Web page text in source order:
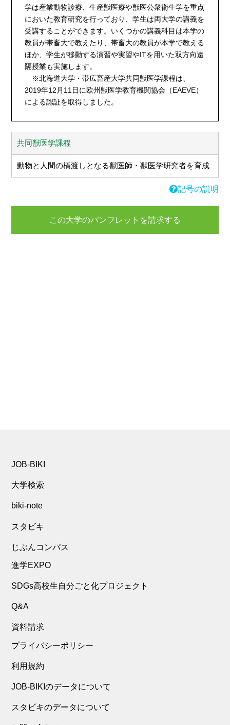
学は産業動物診療、生産獣医療や獣医公衆衛生学を重点
においた教育研究を行っており、学生は両大学の講義を
受講することができます。いくつかの講義科目は本学の
教員が帯畜大で教えたり、帯畜大の教員が本学で教える
ほか、学生が移動する演習や実習やITを用いた双方向遠
隔授業も実施します。
※北海道大学・帯広畜産大学共同獣医学課程は、
2019年12月11日に欧州獣医学教育機関協会（EAEVE）
による認証を取得しました。
共同獣医学課程
動物と人間の橋渡しとなる獣医師・獣医学研究者を育成
記号の説明
この大学のパンフレットを請求する
JOB-BIKI
大学検索
biki-note
スタビキ
じぶんコンパス
進学EXPO
SDGs高校生自分ごと化プロジェクト
Q&A
資料請求
プライバシーポリシー
利用規約
JOB-BIKIのデータについて
スタビキのデータについて